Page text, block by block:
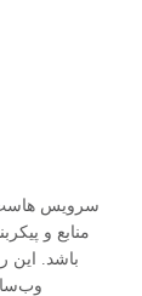
سرویس هاست
منابع و
باشد. این